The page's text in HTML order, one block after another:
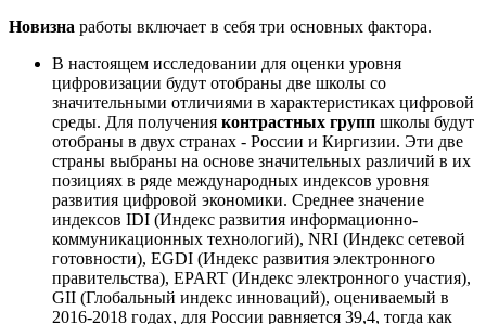
Новизна работы включает в себя три основных фактора.
В настоящем исследовании для оценки уровня
цифровизации будут отобраны две школы со
значительными отличиями в характеристиках цифровой
среды. Для получения контрастных групп школы будут
отобраны в двух странах - России и Киргизии. Эти две
страны выбраны на основе значительных различий в их
позициях в ряде международных индексов уровня
развития цифровой экономики. Среднее значение
индексов IDI (Индекс развития информационно-
коммуникационных технологий), NRI (Индекс сетевой
готовности), EGDI (Индекс развития электронного
правительства), EPART (Индекс электронного участия),
GII (Глобальный индекс инноваций), оцениваемый в
2016-2018 годах, для России равняется 39,4, тогда как